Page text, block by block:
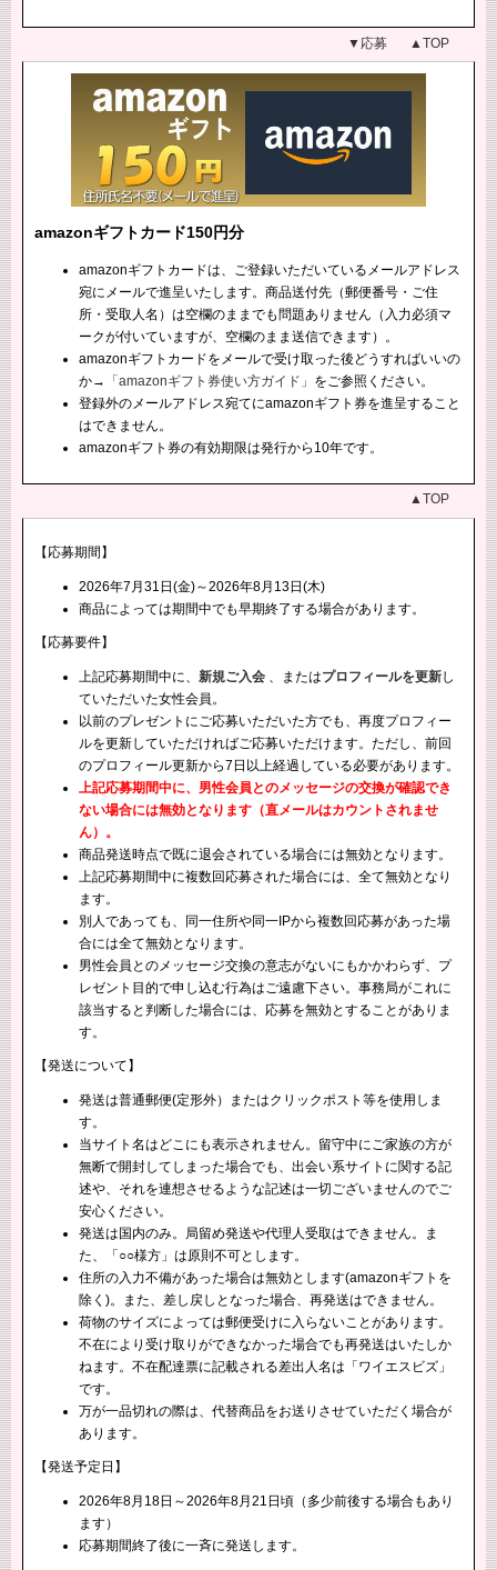
▼応募 ▲TOP
amazonギフトカード150円分
amazonギフトカードは、ご登録いただいているメールアドレス
宛にメールで進呈いたします。商品送付先（郵便番号・ご住
所・受取人名）は空欄のままでも問題ありません（入力必須マ
ークが付いていますが、空欄のまま送信できます）。
amazonギフトカードをメールで受け取った後どうすればいいの
か→
「amazonギフト券使い方ガイド」 をご参照ください。
登録外のメールアドレス宛てにamazonギフト券を進呈すること
はできません。
amazonギフト券の有効期限は発行から10年です。
▲TOP
【応募期間】
2026年7月31日(金)～2026年8月13日(木)
商品によっては期間中でも早期終了する場合があります。
【応募要件】
上記応募期間中に、 新規ご入会 、またはプロフィールを更新し
ていただいた女性会員。
以前のプレゼントにご応募いただいた方でも、再度プロフィー
ルを更新していただければご応募いただけます。ただし、前回
のプロフィール更新から7日以上経過している必要があります。
上記応募期間中に、男性会員とのメッセージの交換が確認でき
ない場合には無効となります（直メールはカウントされませ
ん）。
商品発送時点で既に退会されている場合には無効となります。
上記応募期間中に複数回応募された場合には、全て無効となり
ます。
別人であっても、同一住所や同一IPから複数回応募があった場
合には全て無効となります。
男性会員とのメッセージ交換の意志がないにもかかわらず、プ
レゼント目的で申し込む行為はご遠慮下さい。事務局がこれに
該当すると判断した場合には、応募を無効とすることがありま
す。
【発送について】
発送は普通郵便(定形外）またはクリックポスト等を使用しま
す。
当サイト名はどこにも表示されません。留守中にご家族の方が
無断で開封してしまった場合でも、出会い系サイトに関する記
述や、それを連想させるような記述は一切ございませんのでご
安心ください。
発送は国内のみ。局留め発送や代理人受取はできません。ま
た、「○○様方」は原則不可とします。
住所の入力不備があった場合は無効とします(amazonギフトを
除く)。また、差し戻しとなった場合、再発送はできません。
荷物のサイズによっては郵便受けに入らないことがあります。
不在により受け取りができなかった場合でも再発送はいたしか
ねます。不在配達票に記載される差出人名は「ワイエスビズ」
です。
万が一品切れの際は、代替商品をお送りさせていただく場合が
あります。
【発送予定日】
2026年8月18日～2026年8月21日頃（多少前後する場合もあり
ます）
応募期間終了後に一斉に発送します。